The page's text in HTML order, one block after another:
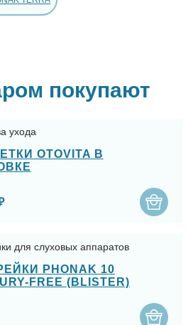
покупают
ухода
OTOVITA В
для слуховых аппаратов
PHONAK 10
FREE (BLISTER)